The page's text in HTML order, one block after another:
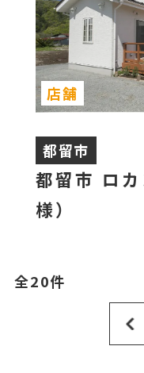
都留市
都留市 ロ
様）
店舗
全20件